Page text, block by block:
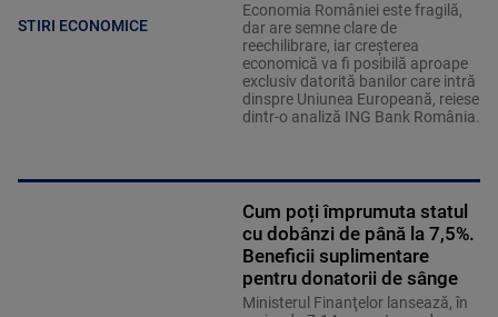
STIRI ECONOMICE
Economia României este fragilă,
dar are semne clare de
reechilibrare, iar creșterea
economică va fi posibilă aproape
exclusiv datorită banilor care intră
dinspre Uniunea Europeană, reiese
dintr-o analiză ING Bank România.
Cum poți împrumuta statul
cu dobânzi de până la 7,5%.
Beneficii suplimentare
pentru donatorii de sânge
Ministerul Finanţelor lansează, în